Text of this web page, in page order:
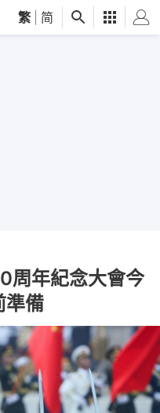
繁 简
周年紀念大會今
備